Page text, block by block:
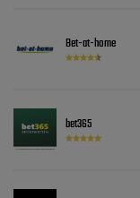
Bet-at-home
bet365